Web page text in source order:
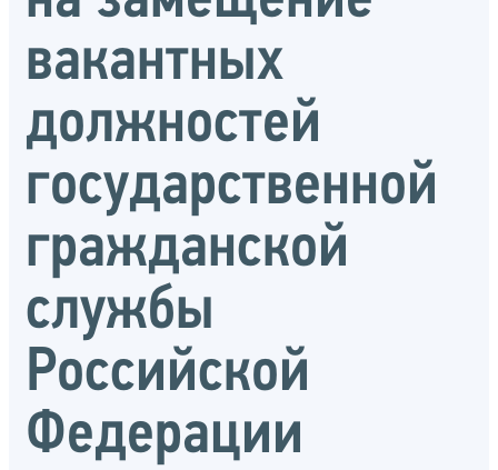
вакантных
должностей
государственной
гражданской
службы
Российской
Федерации